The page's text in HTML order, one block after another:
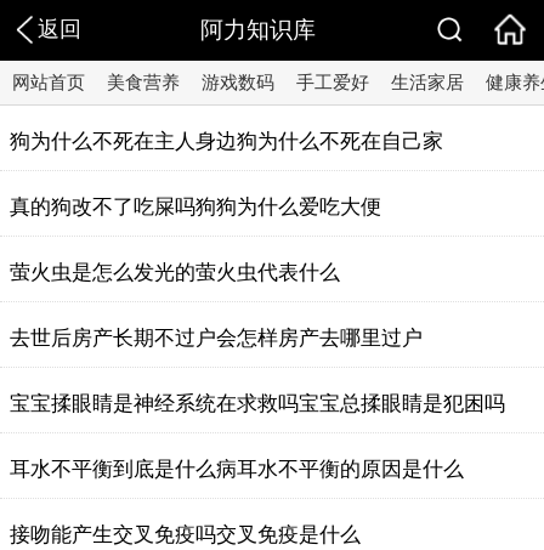
返回 阿力知识库
网站首页 美食营养 游戏数码 手工爱好 生活家居 健康养
​狗为什么不死在主人身边狗为什么不死在自己家
​真的狗改不了吃屎吗狗狗为什么爱吃大便
萤火虫是怎么发光的萤火虫代表什么
去世后房产长期不过户会怎样房产去哪里过户
​宝宝揉眼睛是神经系统在求救吗宝宝总揉眼睛是犯困吗
​耳水不平衡到底是什么病耳水不平衡的原因是什么
接吻能产生交叉免疫吗交叉免疫是什么